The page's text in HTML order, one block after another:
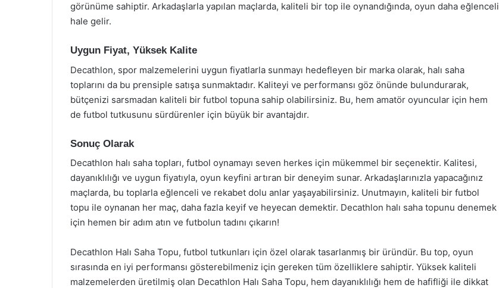
görünüme sahiptir. Arkadaşlarla yapılan maçlarda, kaliteli bir top ile oynandığında, oyun daha eğlenceli
hale gelir.
Uygun Fiyat, Yüksek Kalite
Decathlon, spor malzemelerini uygun fiyatlarla sunmayı hedefleyen bir marka olarak, halı saha
toplarını da bu prensiple satışa sunmaktadır. Kaliteyi ve performansı göz önünde bulundurarak,
bütçenizi sarsmadan kaliteli bir futbol topuna sahip olabilirsiniz. Bu, hem amatör oyuncular için hem
de futbol tutkusunu sürdürenler için büyük bir avantajdır.
Sonuç Olarak
Decathlon halı saha topları, futbol oynamayı seven herkes için mükemmel bir seçenektir. Kalitesi,
dayanıklılığı ve uygun fiyatıyla, oyun keyfini artıran bir deneyim sunar. Arkadaşlarınızla yapacağınız
maçlarda, bu toplarla eğlenceli ve rekabet dolu anlar yaşayabilirsiniz. Unutmayın, kaliteli bir futbol
topu ile oynanan her maç, daha fazla keyif ve heyecan demektir. Decathlon halı saha topunu denemek
için hemen bir adım atın ve futbolun tadını çıkarın!
Decathlon Halı Saha Topu, futbol tutkunları için özel olarak tasarlanmış bir üründür. Bu top, oyun
sırasında en iyi performansı gösterebilmeniz için gereken tüm özelliklere sahiptir. Yüksek kaliteli
malzemelerden üretilmiş olan Decathlon Halı Saha Topu, hem dayanıklılığı hem de hafifliği ile dikkat